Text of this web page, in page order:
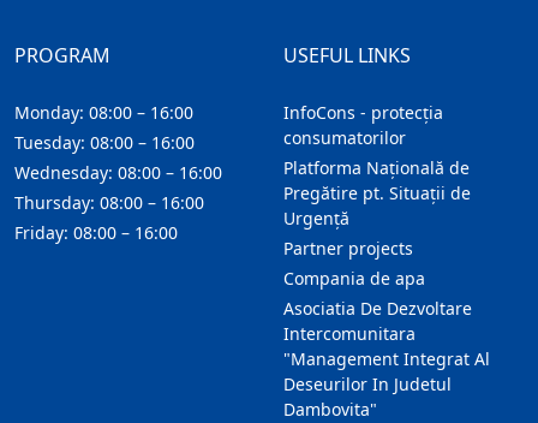
USEFUL LINKS
InfoCons - protecția
consumatorilor
Platforma Națională de
Pregătire pt. Situații de
Urgență
Partner projects
Compania de apa
Asociatia De Dezvoltare
Intercomunitara
"Management Integrat Al
Deseurilor In Judetul
Dambovita"
PROGRAM
Monday: 08:00 – 16:00
Tuesday: 08:00 – 16:00
Wednesday: 08:00 – 16:00
Thursday: 08:00 – 16:00
Friday: 08:00 – 16:00